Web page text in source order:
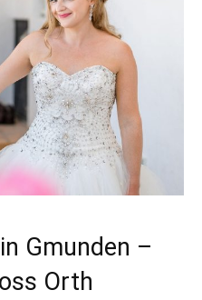
Gmunden –
Orth